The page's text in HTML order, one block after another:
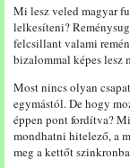
Mi lesz veled magyar
lelkesíteni?
felcsillant valami
bizalommal képes lesz
Most nincs olyan
egymástól. De hogy
éppen pont fordítva?
mondhatni hitelező, a
meg a kettőt